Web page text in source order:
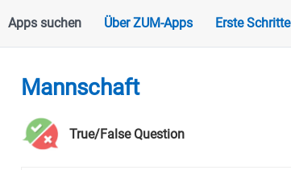
Hauptnavigation
Apps suchen Über ZUM-Apps Erste Schritte
Mannschaft
True/False Question